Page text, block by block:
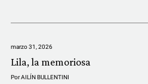
QUIÉNES SOMOS
marzo 31, 2026
Lila, la memoriosa
PorAILÍN BULLENTINI